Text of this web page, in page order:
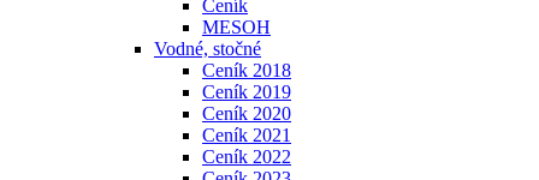
Ceník
MESOH
Vodné, stočné
Ceník 2018
Ceník 2019
Ceník 2020
Ceník 2021
Ceník 2022